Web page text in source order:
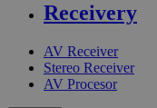
Receivery
AV Receiver
Stereo Receiver
AV Procesor